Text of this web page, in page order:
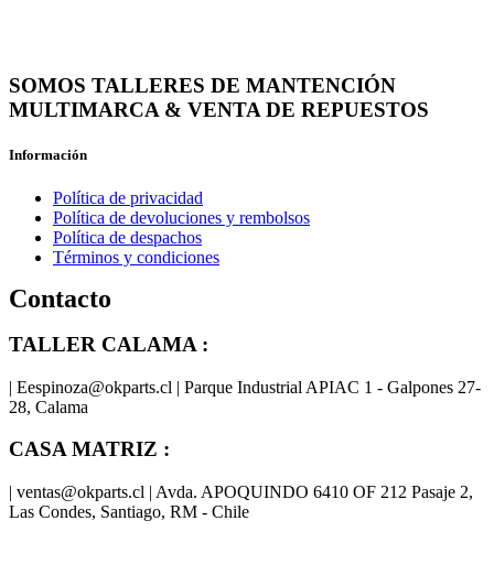
SOMOS TALLERES DE MANTENCIÓN
MULTIMARCA & VENTA DE REPUESTOS
Información
Política de privacidad
Política de devoluciones y rembolsos
Política de despachos
Términos y condiciones
Contacto
TALLER CALAMA :
| Eespinoza@okparts.cl | Parque Industrial APIAC 1 - Galpones 27-
28, Calama
CASA MATRIZ :
| ventas@okparts.cl | Avda. APOQUINDO 6410 OF 212 Pasaje 2,
Las Condes, Santiago, RM - Chile